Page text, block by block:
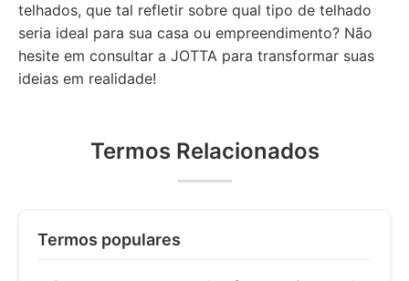
telhados, que tal refletir sobre qual tipo de telhado
seria ideal para sua casa ou empreendimento? Não
hesite em consultar a JOTTA para transformar suas
ideias em realidade!
Termos Relacionados
Termos populares